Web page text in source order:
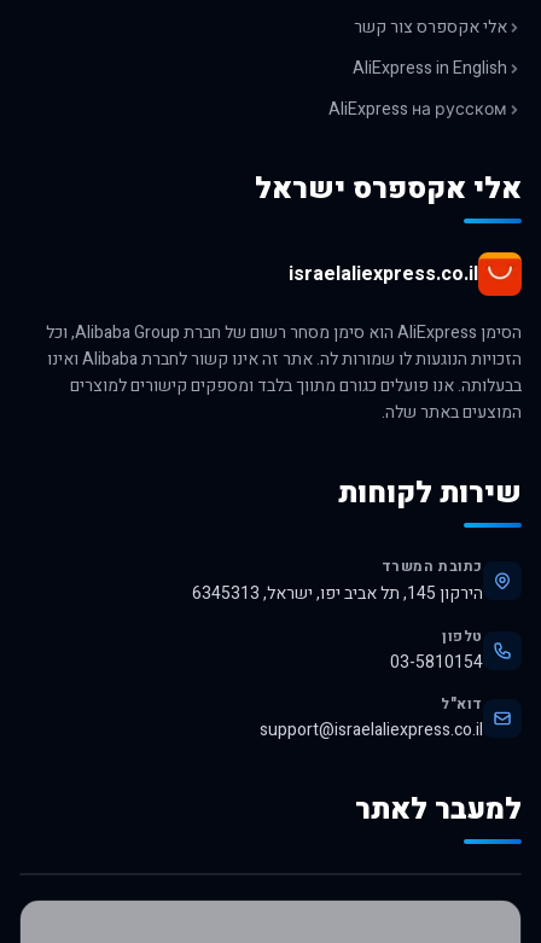
אלי אקספרס צור קשר
AliExpress in English
AliExpress на русском
אלי אקספרס ישראל
israelaliexpress.co.il
הסימן AliExpress הוא סימן מסחר רשום של חברת Alibaba Group, וכל
הזכויות הנוגעות לו שמורות לה. אתר זה אינו קשור לחברת Alibaba ואינו
בבעלותה. אנו פועלים כגורם מתווך בלבד ומספקים קישורים למוצרים
המוצעים באתר שלה.
שירות לקוחות
כתובת המשרד
הירקון 145, תל אביב יפו, ישראל, 6345313
טלפון
03-5810154
דוא"ל
support@israelaliexpress.co.il
למעבר לאתר
לרכישה באלי אקספרס